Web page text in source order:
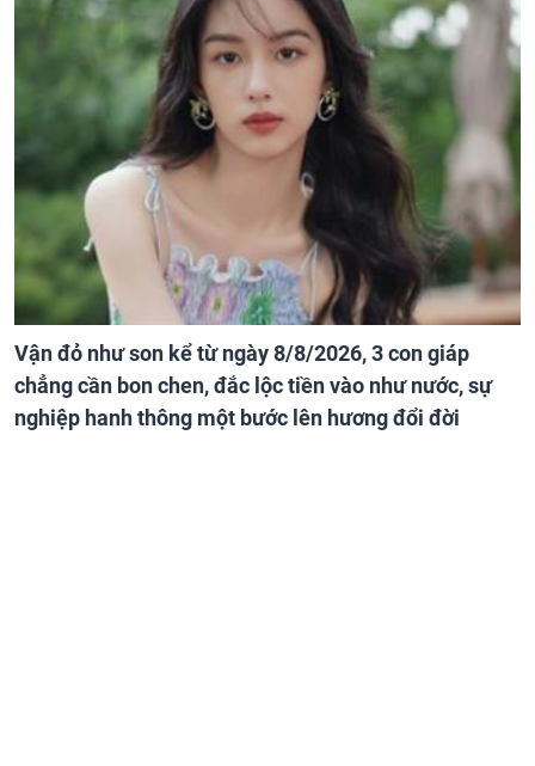
Vận đỏ như son kể từ ngày 8/8/2026, 3 con giáp
chẳng cần bon chen, đắc lộc tiền vào như nước, sự
nghiệp hanh thông một bước lên hương đổi đời